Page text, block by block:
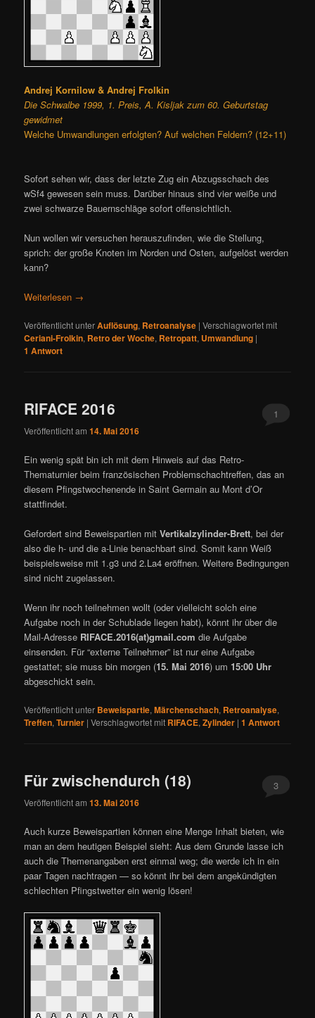
Andrej Kornilow & Andrej Frolkin
Die Schwalbe 1999, 1. Preis, A. Kisljak zum 60. Geburtstag
gewidmet
Welche Umwandlungen erfolgten? Auf welchen Feldern? (12+11)
Sofort sehen wir, dass der letzte Zug ein Abzugsschach des
wSf4 gewesen sein muss. Darüber hinaus sind vier weiße und
zwei schwarze Bauernschläge sofort offensichtlich.
Nun wollen wir versuchen herauszufinden, wie die Stellung,
sprich: der große Knoten im Norden und Osten, aufgelöst werden
kann?
Weiterlesen →
Veröffentlicht unterAuflösung, Retroanalyse |Verschlagwortet mit
Ceriani-Frolkin, Retro der Woche, Retropatt, Umwandlung |
1 Antwort
RIFACE 2016
Veröffentlicht am14. Mai 2016
1
Ein wenig spät bin ich mit dem Hinweis auf das Retro-
Thematurnier beim französischen Problemschachtreffen, das an
diesem Pfingstwochenende in Saint Germain au Mont d’Or
stattfindet.
Gefordert sind Beweispartien mitVertikalzylinder-Brett, bei der
also die h- und die a-Linie benachbart sind. Somit kann Weiß
beispielsweise mit 1.g3 und 2.La4 eröffnen. Weitere Bedingungen
sind nicht zugelassen.
Wenn ihr noch teilnehmen wollt (oder vielleicht solch eine
Aufgabe noch in der Schublade liegen habt), könnt ihr über die
Mail-Adresse RIFACE.2016(at)gmail.com die Aufgabe
einsenden. Für “externe Teilnehmer” ist nur eine Aufgabe
gestattet; sie muss bin morgen (15. Mai 2016) um 15:00 Uhr
abgeschickt sein.
Veröffentlicht unter Beweispartie,Märchenschach, Retroanalyse,
Treffen,Turnier |Verschlagwortet mit RIFACE,Zylinder |1 Antwort
Für zwischendurch (18)
Veröffentlicht am13. Mai 2016
3
Auch kurze Beweispartien können eine Menge Inhalt bieten, wie
man an dem heutigen Beispiel sieht: Aus dem Grunde lasse ich
auch die Themenangaben erst einmal weg; die werde ich in ein
paar Tagen nachtragen — so könnt ihr bei dem angekündigten
schlechten Pfingstwetter ein wenig lösen!